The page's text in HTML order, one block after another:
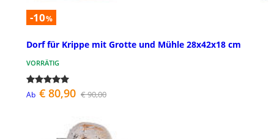
-10%
Dorf für Krippe mit Grotte und Mühle 28x42x18 cm
VORRÄTIG
Ab € 80,90 € 90,00